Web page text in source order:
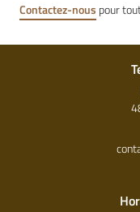
Contactez-nous pour